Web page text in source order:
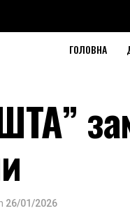
ГОЛОВНА
26/01/2026